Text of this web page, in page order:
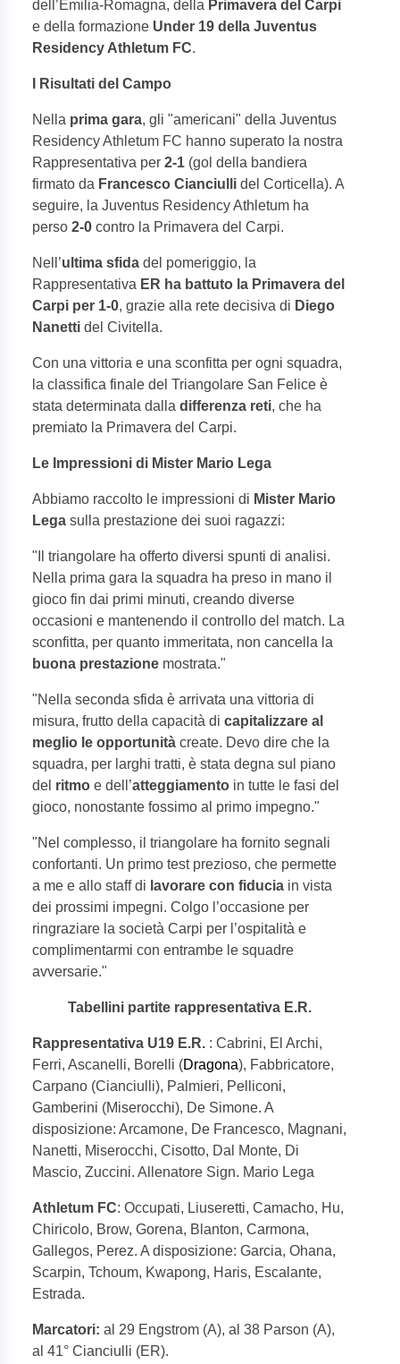
dell’Emilia-Romagna, della Primavera del Carpi
e della formazione Under 19 della Juventus
Residency Athletum FC.
I Risultati del Campo
Nella prima gara, gli "americani" della Juventus
Residency Athletum FC hanno superato la nostra
Rappresentativa per 2-1 (gol della bandiera
firmato da Francesco Cianciulli del Corticella). A
seguire, la Juventus Residency Athletum ha
perso 2-0 contro la Primavera del Carpi.
Nell’ultima sfida del pomeriggio, la
Rappresentativa ER ha battuto la Primavera del
Carpi per 1-0, grazie alla rete decisiva di Diego
Nanetti del Civitella.
Con una vittoria e una sconfitta per ogni squadra,
la classifica finale del Triangolare San Felice è
stata determinata dalla differenza reti, che ha
premiato la Primavera del Carpi.
Le Impressioni di Mister Mario Lega
Abbiamo raccolto le impressioni di Mister Mario
Lega sulla prestazione dei suoi ragazzi:
"Il triangolare ha offerto diversi spunti di analisi.
Nella prima gara la squadra ha preso in mano il
gioco fin dai primi minuti, creando diverse
occasioni e mantenendo il controllo del match. La
sconfitta, per quanto immeritata, non cancella la
buona prestazione mostrata."
"Nella seconda sfida è arrivata una vittoria di
misura, frutto della capacità di capitalizzare al
meglio le opportunità create. Devo dire che la
squadra, per larghi tratti, è stata degna sul piano
del ritmo e dell’atteggiamento in tutte le fasi del
gioco, nonostante fossimo al primo impegno."
"Nel complesso, il triangolare ha fornito segnali
confortanti. Un primo test prezioso, che permette
a me e allo staff di lavorare con fiducia in vista
dei prossimi impegni. Colgo l’occasione per
ringraziare la società Carpi per l’ospitalità e
complimentarmi con entrambe le squadre
avversarie."
Tabellini partite rappresentativa E.R.
Rappresentativa U19 E.R. : Cabrini, El Archi,
Ferri, Ascanelli, Borelli (Dragona), Fabbricatore,
Carpano (Cianciulli), Palmieri, Pelliconi,
Gamberini (Miserocchi), De Simone. A
disposizione: Arcamone, De Francesco, Magnani,
Nanetti, Miserocchi, Cisotto, Dal Monte, Di
Mascio, Zuccini. Allenatore Sign. Mario Lega
Athletum FC: Occupati, Liuseretti, Camacho, Hu,
Chiricolo, Brow, Gorena, Blanton, Carmona,
Gallegos, Perez. A disposizione: Garcia, Ohana,
Scarpin, Tchoum, Kwapong, Haris, Escalante,
Estrada.
Marcatori: al 29 Engstrom (A), al 38 Parson (A),
al 41° Cianciulli (ER).